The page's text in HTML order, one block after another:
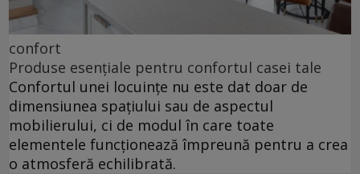
confort
Produse esențiale pentru confortul casei tale
Confortul unei locuințe nu este dat doar de
dimensiunea spațiului sau de aspectul
mobilierului, ci de modul în care toate
elementele funcționează împreună pentru a crea
o atmosferă echilibrată.